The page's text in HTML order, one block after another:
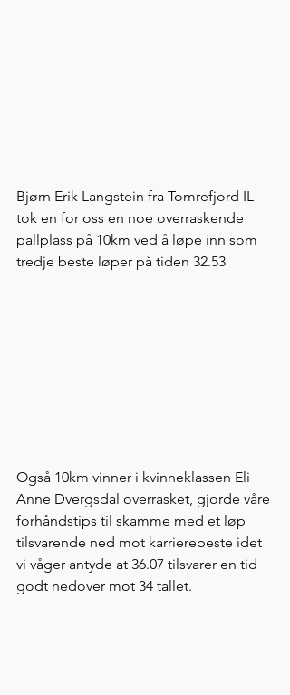
Bjørn Erik Langstein fra Tomrefjord IL
tok en for oss en noe overraskende
pallplass på 10km ved å løpe inn som
tredje beste løper på tiden 32.53
Også 10km vinner i kvinneklassen Eli
Anne Dvergsdal overrasket, gjorde våre
forhåndstips til skamme med et løp
tilsvarende ned mot karrierebeste idet
vi våger antyde at 36.07 tilsvarer en tid
godt nedover mot 34 tallet.